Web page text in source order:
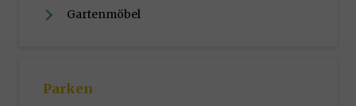
Gartenmöbel
Parken